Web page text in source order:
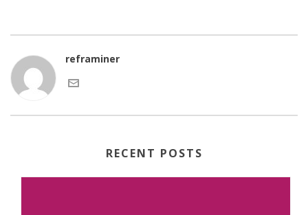
reframiner
RECENT POSTS